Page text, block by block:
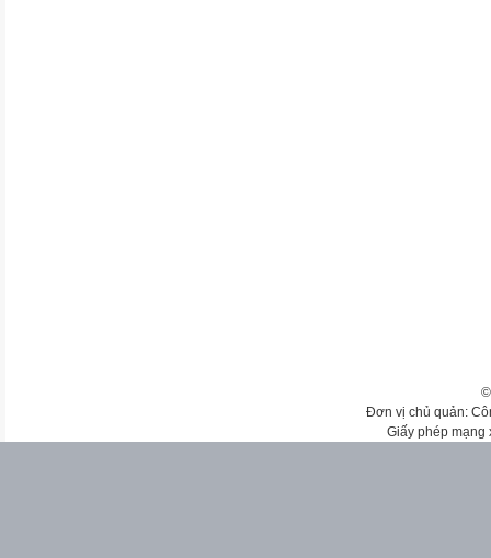
Đơn vị chủ quản:
Giấy phép mạng